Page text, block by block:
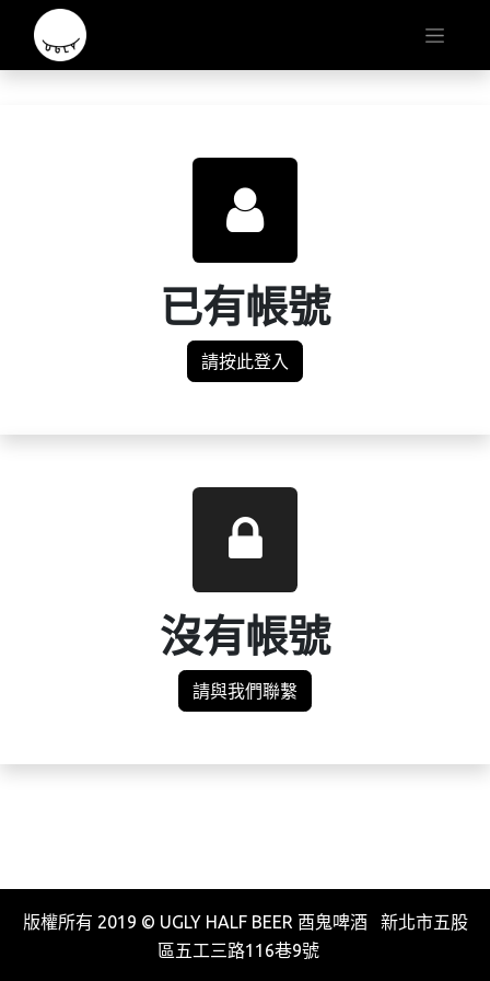
已有帳號
請按此登入
沒有帳號
請與我們聯繫
版權所有 2019 © UGLY HALF BEER 酉鬼啤酒 新北市五股
區五工三路116巷9號